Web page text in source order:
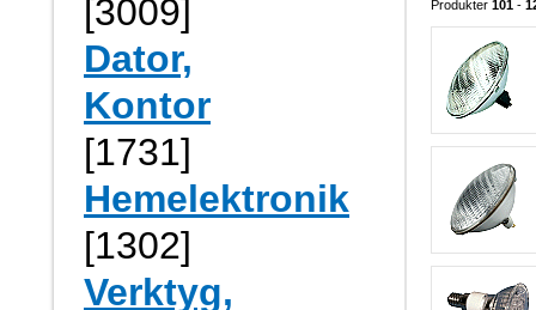
Produkter 101 -
[3009]
Dator,
Kontor
[1731]
Hemelektronik
[1302]
Verktyg,